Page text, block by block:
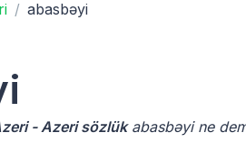
abasbəyi
- Azeri sözlükabasbəyi ne